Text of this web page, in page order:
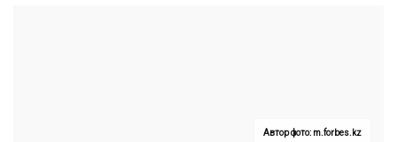
Автор фото: m.forbes.kz